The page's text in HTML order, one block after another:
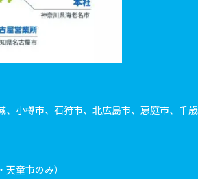
小樽市、石狩市、北広島市、恵庭市、千歳
童市のみ）